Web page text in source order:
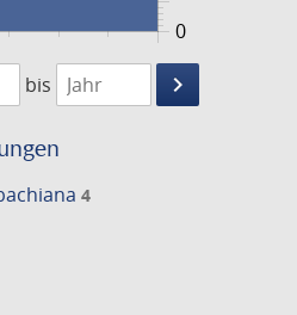
0
1798
bis
keyboard_arrow_right
Suche
4